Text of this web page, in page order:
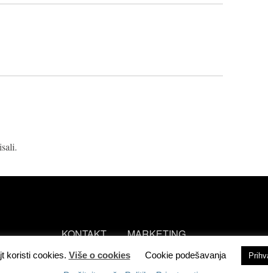
KONTAKT MARKETING
koristi cookies. Više o cookies Cookie podešavanja